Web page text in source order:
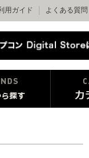
用ガイド よくある質問